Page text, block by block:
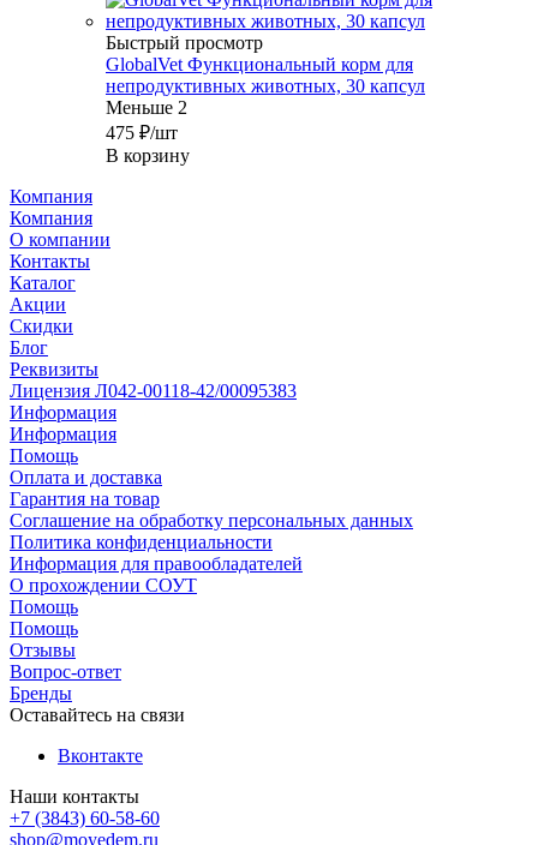
Быстрый просмотр
GlobalVet Функциональный корм для
непродуктивных животных, 30 капсул
Меньше 2
475 ₽/шт
В корзину
Компания
Компания
О компании
Контакты
Каталог
Акции
Скидки
Блог
Реквизиты
Лицензия Л042-00118-42/00095383
Информация
Информация
Помощь
Оплата и доставка
Гарантия на товар
Соглашение на обработку персональных данных
Политика конфиденциальности
Информация для правообладателей
О прохождении СОУТ
Помощь
Помощь
Отзывы
Вопрос-ответ
Бренды
Оставайтесь на связи
Вконтакте
Наши контакты
+7 (3843) 60-58-60
shop@moyedem.ru